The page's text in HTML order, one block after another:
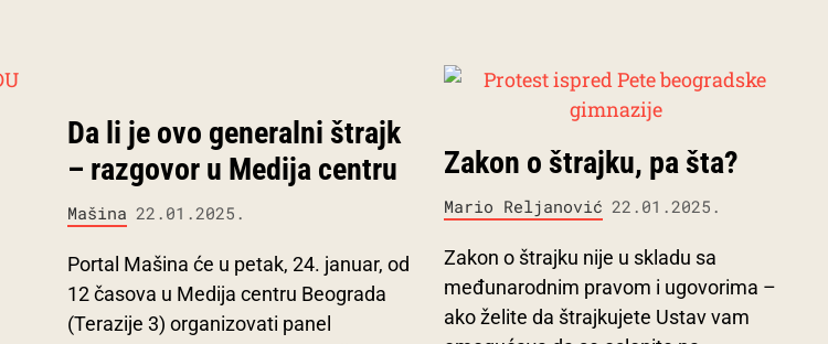
Da li je ovo generalni štrajk
– razgovor u Medija centru
Mašina 22.01.2025.
Portal Mašina će u petak, 24. januar, od
12 časova u Medija centru Beograda
(Terazije 3) organizovati panel
Zakon o štrajku, pa šta?
Mario Reljanović 22.01.2025.
Zakon o štrajku nije u skladu sa
međunarodnim pravom i ugovorima –
ako želite da štrajkujete Ustav vam